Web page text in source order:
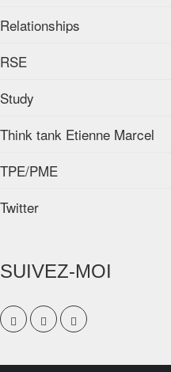
Relationships
RSE
Study
Think tank Etienne Marcel
TPE/PME
Twitter
SUIVEZ-MOI